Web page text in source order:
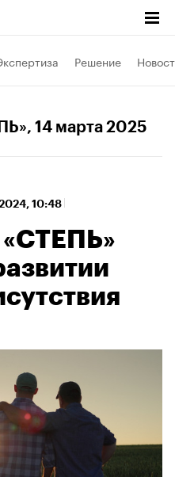
Решение
, 14 марта 2025
10:48
«СТЕПЬ»